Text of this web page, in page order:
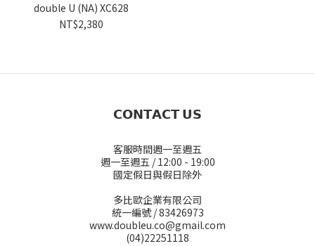
double U (NA) XC628
NT$2,380
𝗖𝗢𝗡𝗧𝗔𝗖𝗧 𝗨𝗦
客服時間週一至週五
週一至週五 / 12:00 - 19:00
國定假日與假日除外
多比歐企業有限公司
統一編號 / 83426973
www.doubleu.co@gmail.com
(04)22251118